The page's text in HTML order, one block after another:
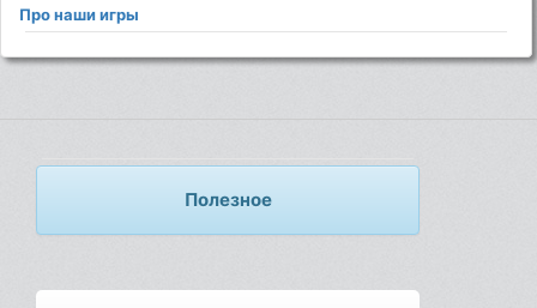
Про наши игры
Полезное